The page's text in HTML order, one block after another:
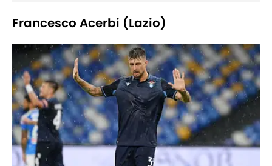
Francesco Acerbi (Lazio)